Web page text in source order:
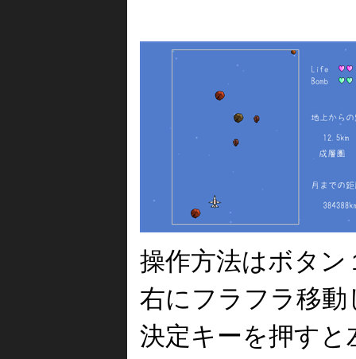
操作方法はボタ
右にフラフラ移
決定キーを押す